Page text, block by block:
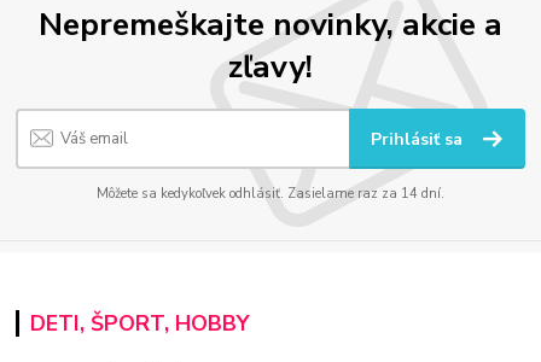
Nepremeškajte novinky, akcie a
zľavy!
Prihlásiť sa
Môžete sa kedykoľvek odhlásiť. Zasielame raz za 14 dní.
DETI, ŠPORT, HOBBY